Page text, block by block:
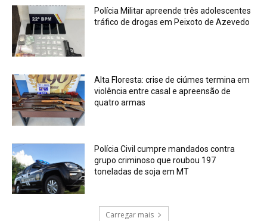
Polícia Militar apreende três adolescentes
tráfico de drogas em Peixoto de Azevedo
Alta Floresta: crise de ciúmes termina em
violência entre casal e apreensão de
quatro armas
Polícia Civil cumpre mandados contra
grupo criminoso que roubou 197
toneladas de soja em MT
Carregar mais